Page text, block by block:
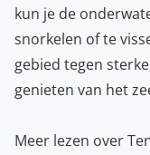
kun je de
snorkelen of te
gebied tegen
genieten van het
Meer lezen over